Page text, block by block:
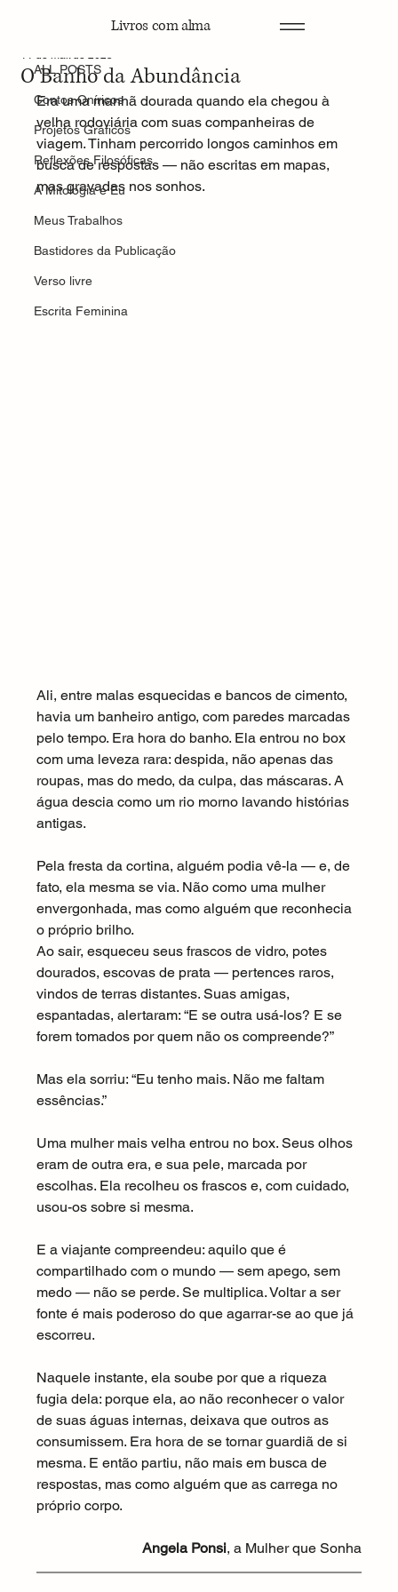
Livros com alma
ALL POSTS
Contos Oníricos
Projetos Gráficos
Reflexões Filosóficas
A Mitologia e Eu
Meus Trabalhos
Bastidores da Publicação
Verso livre
Escrita Feminina
O Banho da Abundância
11 de mai. de 2025
Era uma manhã dourada quando ela chegou à
velha rodoviária com suas companheiras de
viagem. Tinham percorrido longos caminhos em
busca de respostas — não escritas em mapas,
mas gravadas nos sonhos.
Ali, entre malas esquecidas e bancos de cimento,
havia um banheiro antigo, com paredes marcadas
pelo tempo. Era hora do banho. Ela entrou no box
com uma leveza rara: despida, não apenas das
roupas, mas do medo, da culpa, das máscaras. A
água descia como um rio morno lavando histórias
antigas.
Pela fresta da cortina, alguém podia vê-la — e, de
fato, ela mesma se via. Não como uma mulher
envergonhada, mas como alguém que reconhecia
o próprio brilho.
Ao sair, esqueceu seus frascos de vidro, potes
dourados, escovas de prata — pertences raros,
vindos de terras distantes. Suas amigas,
espantadas, alertaram: “E se outra usá-los? E se
forem tomados por quem não os compreende?”
Mas ela sorriu: “Eu tenho mais. Não me faltam
essências.”
Uma mulher mais velha entrou no box. Seus olhos
eram de outra era, e sua pele, marcada por
escolhas. Ela recolheu os frascos e, com cuidado,
usou-os sobre si mesma.
E a viajante compreendeu: aquilo que é
compartilhado com o mundo — sem apego, sem
medo — não se perde. Se multiplica. Voltar a ser
fonte é mais poderoso do que agarrar-se ao que já
escorreu.
Naquele instante, ela soube por que a riqueza
fugia dela: porque ela, ao não reconhecer o valor
de suas águas internas, deixava que outros as
consumissem. Era hora de se tornar guardiã de si
mesma. E então partiu, não mais em busca de
respostas, mas como alguém que as carrega no
próprio corpo.
Angela Ponsi, a Mulher que Sonha